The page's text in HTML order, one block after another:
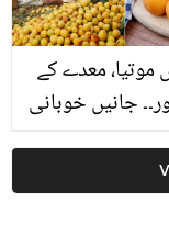
موتیا، معدے کے
جانیں خوبانی
آپ کو ہسپتال